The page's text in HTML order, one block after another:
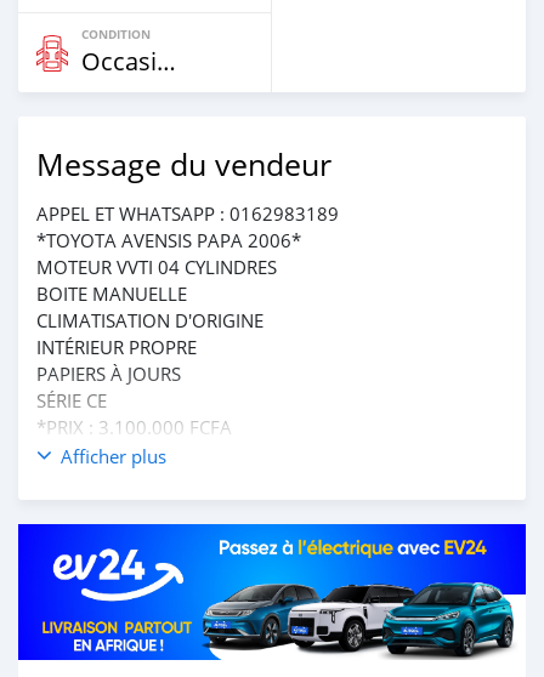
CONDITION
Occasion
Message du vendeur
APPEL ET WHATSAPP : 0162983189
*TOYOTA AVENSIS PAPA 2006*
MOTEUR VVTI 04 CYLINDRES
BOITE MANUELLE
CLIMATISATION D'ORIGINE
INTÉRIEUR PROPRE
PAPIERS À JOURS
SÉRIE CE
*PRIX : 3.100.000 FCFA
Afficher plus